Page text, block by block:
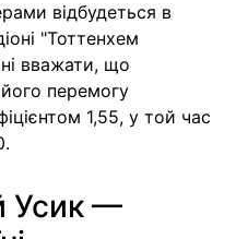
відбудеться в
"Тоттенхем
вважати, що
перемогу
1,55, у той час
Усик —